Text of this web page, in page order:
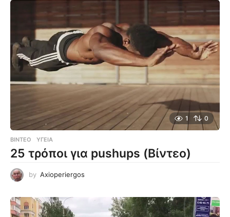
1 0
ΒΊΝΤΕΟ ΥΓΕΊΑ
25 τρόποι για pushups (Βίντεο)
by Axioperiergos